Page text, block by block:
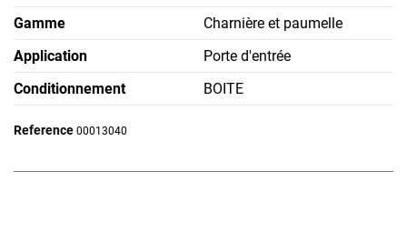
Gamme
Charnière et paumelle
Application
Porte d'entrée
Conditionnement
BOITE
Reference 00013040